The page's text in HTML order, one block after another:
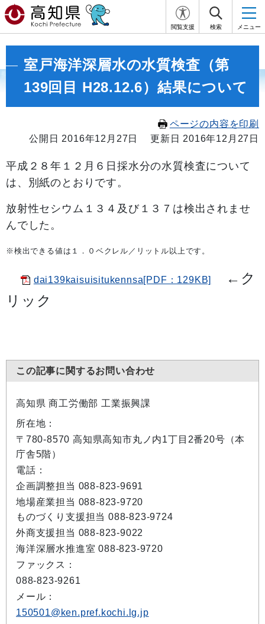
閲覧支援 検索 メニュー
室戸海洋深層水の水質検査（第
139回目 H28.12.6）結果について
ページの内容を印刷
公開日 2016年12月27日
更新日 2016年12月27日
平成２８年１２ 月６ 日採水分の水質検査について
は、別紙のとおりです。
放射性セシウム１３４及び１３７は検出されませ
んでした。
※検出できる値は１．０ベクレル／リットル以上です。
dai139kaisuisitukennsa[PDF：129KB] ← ク
リック
この記事に関するお問い合わせ
高知県 商工労働部 工業振興課
所在地：
〒780-8570 高知県高知市丸ノ内1丁目2番20号（本
庁舎5階）
電話：
企画調整担当 088-823-9691
地場産業担当 088-823-9720
ものづくり支援担当 088-823-9724
外商支援担当 088-823-9022
海洋深層水推進室 088-823-9720
ファックス：
088-823-9261
メール：
150501@ken.pref.kochi.lg.jp